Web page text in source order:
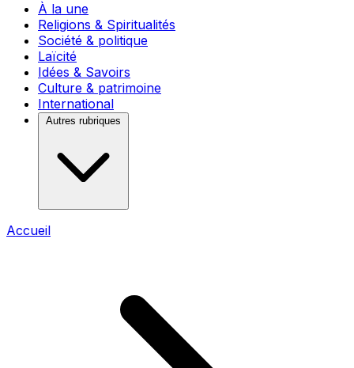
À la une
Religions & Spiritualités
Société & politique
Laïcité
Idées & Savoirs
Culture & patrimoine
International
Autres rubriques
Accueil